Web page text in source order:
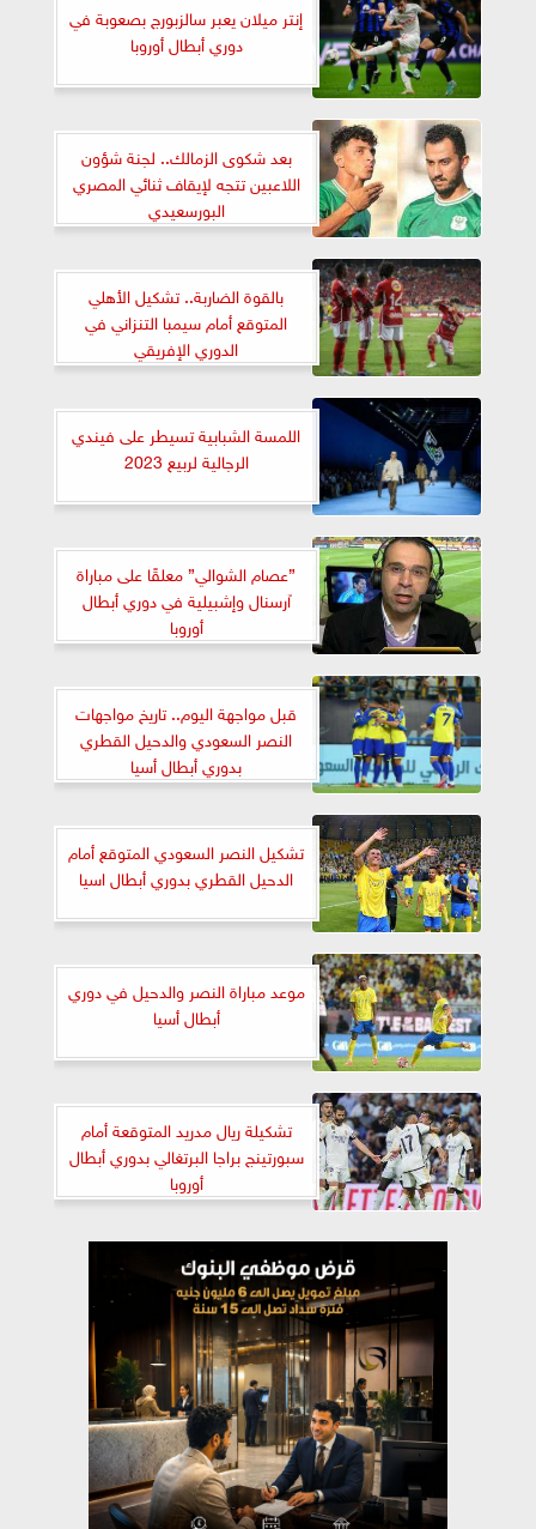
إنتر ميلان يعبر سالزبورج بصعوبة في
دوري أبطال أوروبا
بعد شكوى الزمالك.. لجنة شؤون
اللاعبين تتجه لإيقاف ثنائي المصري
البورسعيدي
بالقوة الضاربة.. تشكيل الأهلي
المتوقع أمام سيمبا التنزاني في
الدوري الإفريقي
اللمسة الشبابية تسيطر على فيندي
الرجالية لربيع 2023
”عصام الشوالي” معلقًا على مباراة
آرسنال وإشبيلية في دوري أبطال
أوروبا
قبل مواجهة اليوم.. تاريخ مواجهات
النصر السعودي والدحيل القطري
بدوري أبطال أسيا
تشكيل النصر السعودي المتوقع أمام
الدحيل القطري بدوري أبطال اسيا
موعد مباراة النصر والدحيل في دوري
أبطال أسيا
تشكيلة ريال مدريد المتوقعة أمام
سبورتينج براجا البرتغالي بدوري أبطال
أوروبا